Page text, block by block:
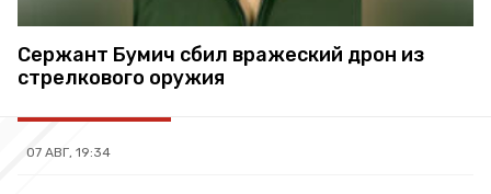
Сержант Бумич сбил вражеский дрон из
стрелкового оружия
07 АВГ, 19:34